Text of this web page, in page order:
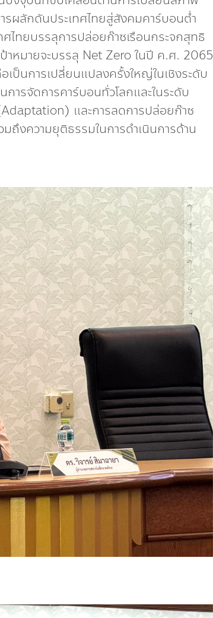
ารผลักดันประเทศไทยสู่สังคมคาร์บอนต่ำ
ศไทยบรรลุการปล่อยก๊าซเรือนกระจกสุทธิ
หมายจะบรรลุ Net Zero ในปี ค.ศ. 2065
เป็นการเปลี่ยนแปลงครั้งใหญ่ในเชิงระดับ
ารจัดการคาร์บอนทั่วโลกและในระดับ
และการลดการปล่อยก๊าซ
งความยุติธรรมในการดำเนินการด้าน